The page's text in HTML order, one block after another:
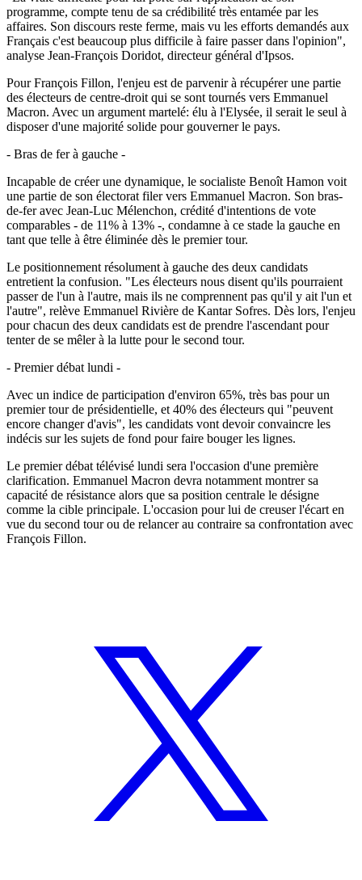
programme, compte tenu de sa crédibilité très entamée par les
affaires. Son discours reste ferme, mais vu les efforts demandés aux
Français c'est beaucoup plus difficile à faire passer dans l'opinion",
analyse Jean-François Doridot, directeur général d'Ipsos.
Pour François Fillon, l'enjeu est de parvenir à récupérer une partie
des électeurs de centre-droit qui se sont tournés vers Emmanuel
Macron. Avec un argument martelé: élu à l'Elysée, il serait le seul à
disposer d'une majorité solide pour gouverner le pays.
- Bras de fer à gauche -
Incapable de créer une dynamique, le socialiste Benoît Hamon voit
une partie de son électorat filer vers Emmanuel Macron. Son bras-
de-fer avec Jean-Luc Mélenchon, crédité d'intentions de vote
comparables - de 11% à 13% -, condamne à ce stade la gauche en
tant que telle à être éliminée dès le premier tour.
Le positionnement résolument à gauche des deux candidats
entretient la confusion. "Les électeurs nous disent qu'ils pourraient
passer de l'un à l'autre, mais ils ne comprennent pas qu'il y ait l'un et
l'autre", relève Emmanuel Rivière de Kantar Sofres. Dès lors, l'enjeu
pour chacun des deux candidats est de prendre l'ascendant pour
tenter de se mêler à la lutte pour le second tour.
- Premier débat lundi -
Avec un indice de participation d'environ 65%, très bas pour un
premier tour de présidentielle, et 40% des électeurs qui "peuvent
encore changer d'avis", les candidats vont devoir convaincre les
indécis sur les sujets de fond pour faire bouger les lignes.
Le premier débat télévisé lundi sera l'occasion d'une première
clarification. Emmanuel Macron devra notamment montrer sa
capacité de résistance alors que sa position centrale le désigne
comme la cible principale. L'occasion pour lui de creuser l'écart en
vue du second tour ou de relancer au contraire sa confrontation avec
François Fillon.